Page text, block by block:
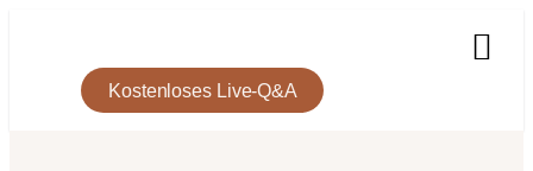
Kostenloses Live-Q&A